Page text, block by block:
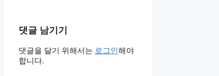
댓글 남기기
댓글을 달기 위해서는 로그인해야
합니다.